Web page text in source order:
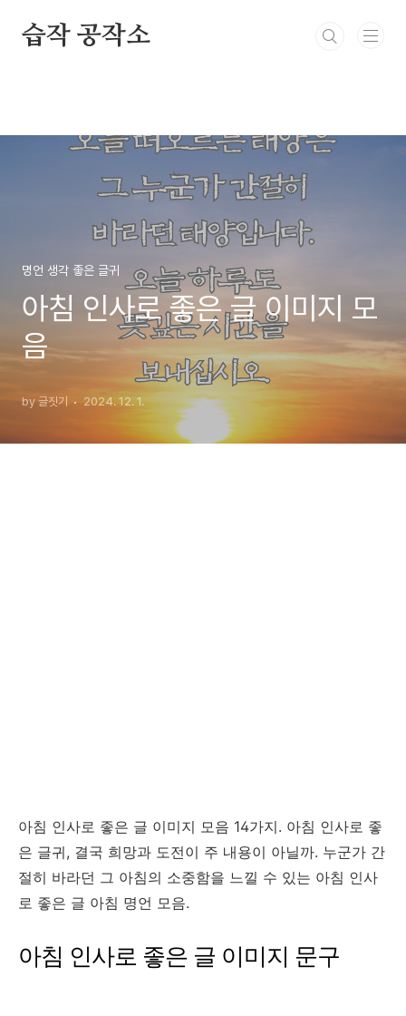
습작 공작소
명언 생각 좋은 글귀
아침 인사로 좋은 글 이미지 모
음
by 글짓기 2024. 12. 1.
아침 인사로 좋은 글 이미지 모음 14가지. 아침 인사로 좋
은 글귀, 결국 희망과 도전이 주 내용이 아닐까. 누군가 간
절히 바라던 그 아침의 소중함을 느낄 수 있는 아침 인사
로 좋은 글 아침 명언 모음.
아침 인사로 좋은 글 이미지 문구